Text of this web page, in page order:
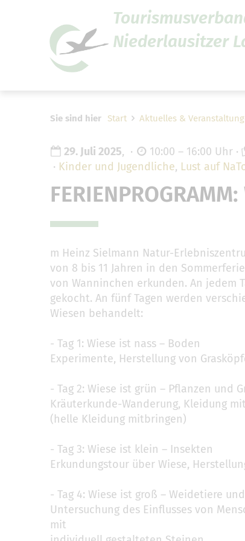
Niederlausitzer
Sie sind hier Start Aktuelles &
29. Juli 2025, 10:00 – 16:00 Uhr
Kinder und Jugendliche, Lust auf
m Heinz Sielmann Natur-
von 8 bis 11 Jahren in den
von Wanninchen erkunden. An jedem
gekocht. An fünf Tagen werden
Wiesen behandelt:
- Tag 1: Wiese ist nass – Boden
Experimente, Herstellung von
- Tag 2: Wiese ist grün – Pflanzen und
Kräuterkunde-Wanderung, Kleidung
(helle Kleidung mitbringen)
- Tag 3: Wiese ist klein – Insekten
Erkundungstour über Wiese,
- Tag 4: Wiese ist groß – Weidetiere
Untersuchung des Einflusses von
mit
Um Einstellungen zur